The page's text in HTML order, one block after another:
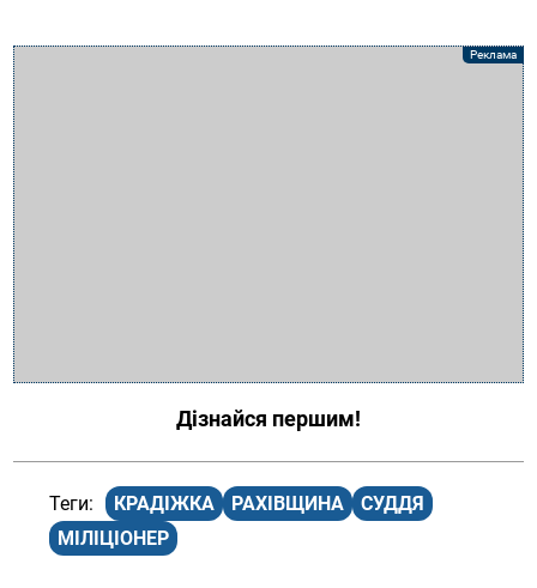
Дізнайся першим!
КРАДІЖКА РАХІВЩИНА
СУДДЯ
МІЛІЦІОНЕР